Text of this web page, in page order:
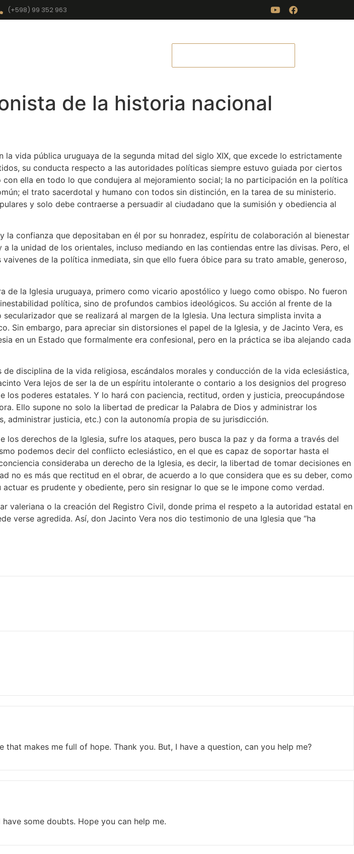
(+598) 99 352 963
de la historia nacional
vida pública uruguaya de la segunda mitad del siglo XIX, que excede lo estrictamente
su conducta respecto a las autoridades políticas siempre estuvo guiada por ciertos
ella en todo lo que condujera al mejoramiento social; la no participación en la política
el trato sacerdotal y humano con todos sin distinción, en la tarea de su ministerio.
y solo debe contraerse a persuadir al ciudadano que la sumisión y obediencia al
confianza que depositaban en él por su honradez, espíritu de colaboración al bienestar
unidad de los orientales, incluso mediando en las contiendas entre las divisas. Pero, el
de la política inmediata, sin que ello fuera óbice para su trato amable, generoso,
la Iglesia uruguaya, primero como vicario apostólico y luego como obispo. No fueron
política, sino de profundos cambios ideológicos. Su acción al frente de la
que se realizará al margen de la Iglesia. Una lectura simplista invita a
Sin embargo, para apreciar sin distorsiones el papel de la Iglesia, y de Jacinto Vera, es
en un Estado que formalmente era confesional, pero en la práctica se iba alejando cada
disciplina de la vida religiosa, escándalos morales y conducción de la vida eclesiástica,
Vera lejos de ser la de un espíritu intolerante o contario a los designios del progreso
poderes estatales. Y lo hará con paciencia, rectitud, orden y justicia, preocupándose
Ello supone no solo la libertad de predicar la Palabra de Dios y administrar los
administrar justicia, etc.) con la autonomía propia de su jurisdicción.
derechos de la Iglesia, sufre los ataques, pero busca la paz y da forma a través del
podemos decir del conflicto eclesiástico, en el que es capaz de soportar hasta el
consideraba un derecho de la Iglesia, es decir, la libertad de tomar decisiones en
es más que rectitud en el obrar, de acuerdo a lo que considera que es su deber, como
es prudente y obediente, pero sin resignar lo que se le impone como verdad.
o la creación del Registro Civil, donde prima el respeto a la autoridad estatal en
verse agredida. Así, don Jacinto Vera nos dio testimonio de una Iglesia que “ha
makes me full of hope. Thank you. But, I have a question, can you help me?
some doubts. Hope you can help me.